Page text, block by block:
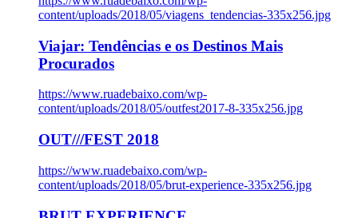
content/uploads/2018/05/viagens_tendencias-335x256.jpg
Viajar: Tendências e os Destinos Mais
Procurados
https://www.ruadebaixo.com/wp-
content/uploads/2018/05/outfest2017-8-335x256.jpg
OUT///FEST 2018
https://www.ruadebaixo.com/wp-
content/uploads/2018/05/brut-experience-335x256.jpg